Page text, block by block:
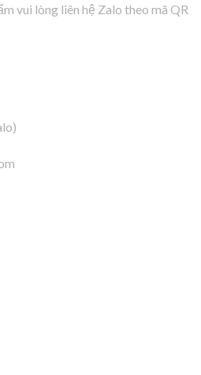
vui lòng liên hệ Zalo theo mã QR